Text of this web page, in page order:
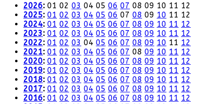
2026: 01 02 03 04 05 06 07 08 09 10 11 12
2025: 01 02 03 04 05 06 07 08 09 10 11 12
2024: 01 02 03 04 05 06 07 08 09 10 11 12
2023: 01 02 03 04 05 06 07 08 09 10 11 12
2022: 01 02 03 04 05 06 07 08 09 10 11 12
2021: 01 02 03 04 05 06 07 08 09 10 11 12
2020: 01 02 03 04 05 06 07 08 09 10 11 12
2019: 01 02 03 04 05 06 07 08 09 10 11 12
2018: 01 02 03 04 05 06 07 08 09 10 11 12
2017: 01 02 03 04 05 06 07 08 09 10 11 12
2016: 01 02 03 04 05 06 07 08 09 10 11 12